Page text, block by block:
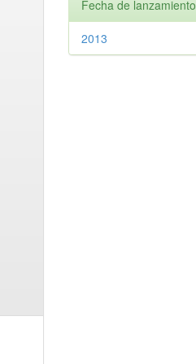
Fecha de lanzamiento
2013